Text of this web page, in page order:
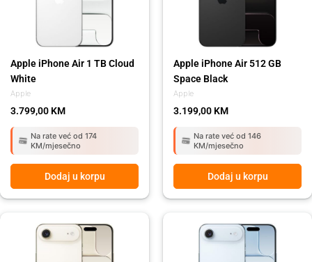
Apple
Apple iPhone Air 1 TB Cloud
White
3.799,00 KM
Na rate već od 174
KM/mjesečno
Dodaj u korpu
Apple
Apple iPhone Air 512 GB
Space Black
3.199,00 KM
Na rate već od 146
KM/mjesečno
Dodaj u korpu